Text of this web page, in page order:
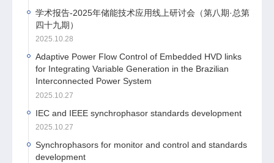
学术报告-2025年储能技术应用线上研讨会（第八期·总第
四十九期）
2025.10.28
Adaptive Power Flow Control of Embedded HVD links
for Integrating Variable Generation in the Brazilian
Interconnected Power System
2025.10.27
IEC and IEEE synchrophasor standards development
2025.10.27
Synchrophasors for monitor and control and standards
development